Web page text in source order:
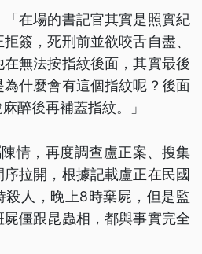
在場的書記官其實是照實紀
簽，死刑前並欲咬舌自盡、
無法按指紋後面，其實最後
什麼會有這個指紋呢？後面
醉後再補蓋指紋。」
情，再度調查盧正案、搜集
拉開，根據記載盧正在民國
殺人，晚上8時棄屍，但是監
僵跟昆蟲相，都與事實完全